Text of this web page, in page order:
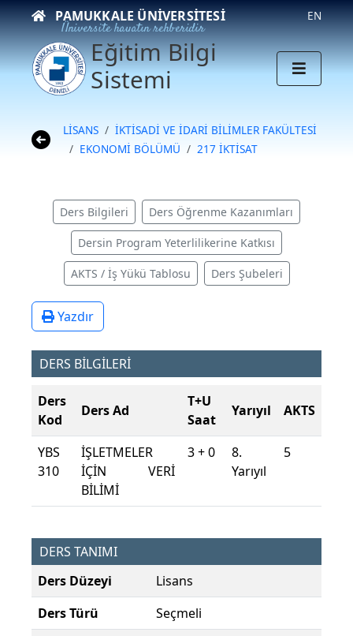
PAMUKKALE ÜNIVERSITESI
Üniversite hayatın rehberidir
EN
Eğitim Bilgi
Sistemi
LİSANS
İKTİSADİ VE İDARİ BİLİMLER FAKÜLTESİ
EKONOMİ BÖLÜMÜ
217 İKTİSAT
Ders Bilgileri Ders Öğrenme Kazanımları
Dersin Program Yeterlilikerine Katkısı
AKTS / İş Yükü Tablosu Ders Şubeleri
Yazdır
DERS BİLGİLERİ
Ders
Kod
Ders Ad
T+U
Saat
Yarıyıl AKTS
YBS
310
İŞLETMELER
İÇİN VERİ
BİLİMİ
3 + 0
8.
Yarıyıl
5
DERS TANIMI
Ders Düzeyi
Lisans
Ders Türü
Seçmeli